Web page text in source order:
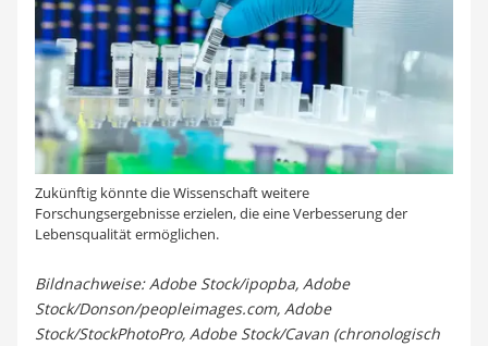
Zukünftig könnte die Wissenschaft weitere
Forschungsergebnisse erzielen, die eine Verbesserung der
Lebensqualität ermöglichen.
Bildnachweise: Adobe Stock/ipopba, Adobe
Stock/Donson/peopleimages.com, Adobe
Stock/StockPhotoPro, Adobe Stock/Cavan (chronologisch